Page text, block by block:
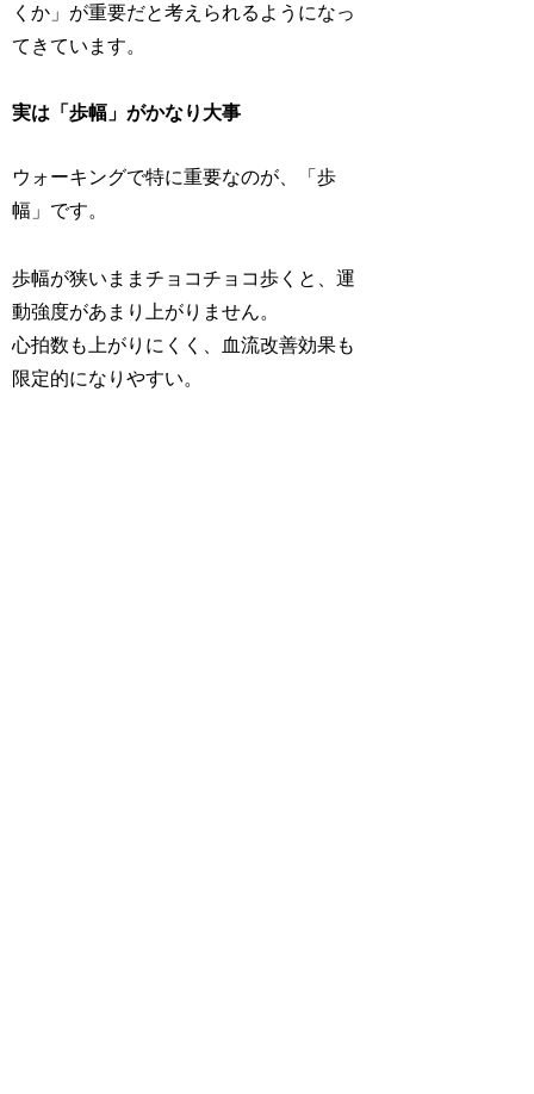
くか」が重要だと考えられるようになっ
てきています。
実は「歩幅」がかなり大事
ウォーキングで特に重要なのが、「歩
幅」です。
歩幅が狭いままチョコチョコ歩くと、運
動強度があまり上がりません。
心拍数も上がりにくく、血流改善効果も
限定的になりやすい。